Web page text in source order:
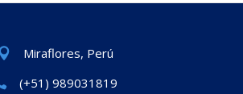
Miraflores, Perú
(+51) 989031819